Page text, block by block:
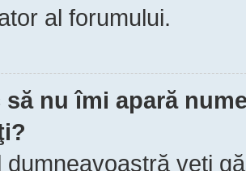
al forumului.
să nu îmi apară
dumneavoastră veţi